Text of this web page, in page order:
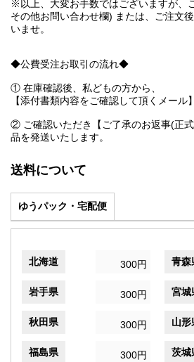
※以上、大変お手数ではございますが、
その他お問い合わせ欄) または、ご注文
いませ。
◆公費受注お取引の流れ◆
① 在庫確認後、私どもの方から、
【添付書類内容をご確認して頂くメール
② ご確認いただき【ご了承のお返事(正
品を発送いたします。
送料について
ゆうパック・宅配便
北海道 300円 青森
岩手県 300円 宮城
秋田県 300円 山形
福島県 300円 茨城